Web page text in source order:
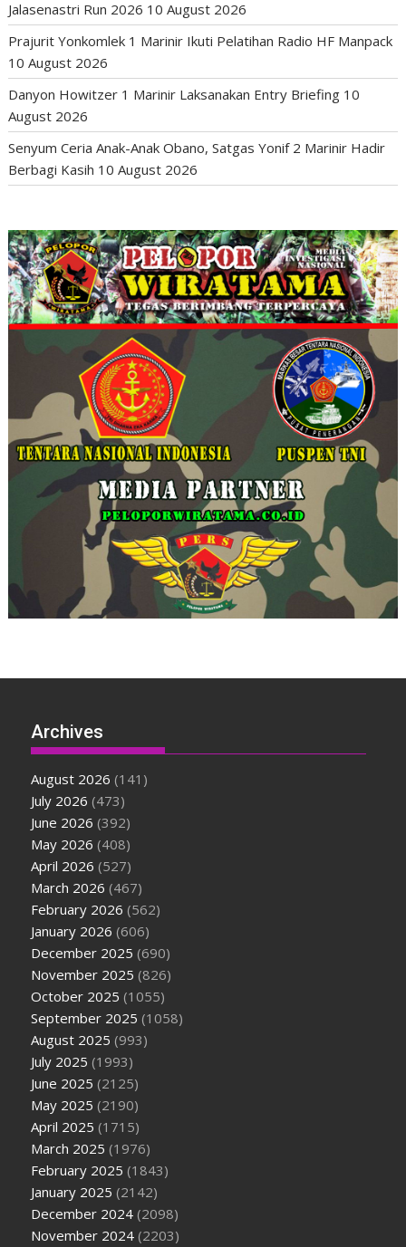
Jalasenastri Run 2026 10 August 2026
Prajurit Yonkomlek 1 Marinir Ikuti Pelatihan Radio HF Manpack
10 August 2026
Danyon Howitzer 1 Marinir Laksanakan Entry Briefing 10
August 2026
Senyum Ceria Anak-Anak Obano, Satgas Yonif 2 Marinir Hadir
Berbagi Kasih 10 August 2026
Archives
August 2026 (141)
July 2026 (473)
June 2026 (392)
May 2026 (408)
April 2026 (527)
March 2026 (467)
February 2026 (562)
January 2026 (606)
December 2025 (690)
November 2025 (826)
October 2025 (1055)
September 2025 (1058)
August 2025 (993)
July 2025 (1993)
June 2025 (2125)
May 2025 (2190)
April 2025 (1715)
March 2025 (1976)
February 2025 (1843)
January 2025 (2142)
December 2024 (2098)
November 2024 (2203)